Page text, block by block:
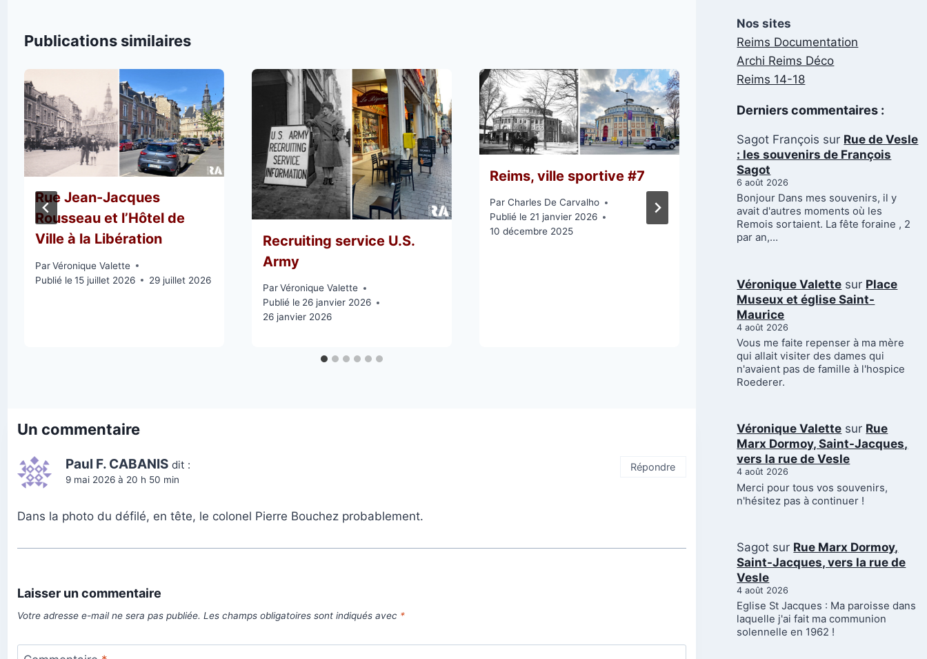
Publications similaires
Rue Jean-Jacques
Rousseau et l’Hôtel de
Ville à la Libération
Par Véronique Valette
Publié le 15 juillet 2026 29 juillet 2026
Recruiting service U.S.
Army
Par Véronique Valette
Publié le 26 janvier 2026
26 janvier 2026
Reims, ville sportive #7
Par Charles De Carvalho
Publié le 21 janvier 2026
10 décembre 2025
Rue du Docteur Pozzi
Véronique Valette
Publié le4 décembre 2025
5 décembre 2025
Un commentaire
Paul F. CABANIS dit :
9 mai 2026 à 20 h 50 min
Dans la photo du défilé, en tête, le colonel Pierre Bouchez probablement.
Répondre
Laisser un commentaire
Votre adresse e-mail ne sera pas publiée. Les champs obligatoires sont indiqués avec *
Nos sites
Reims Documentation
Archi Reims Déco
Reims 14-18
Derniers commentaires :
Sagot François sur Rue de Vesle
: les souvenirs de François
Sagot
6 août 2026
Bonjour Dans mes souvenirs, il y
avait d'autres moments où les
Remois sortaient. La fête foraine , 2
par an,…
Véronique Valette sur Place
Museux et église Saint-
Maurice
4 août 2026
Vous me faite repenser à ma mère
qui allait visiter des dames qui
n'avaient pas de famille à l'hospice
Roederer.
Véronique Valette sur Rue
Marx Dormoy, Saint-Jacques,
vers la rue de Vesle
4 août 2026
Merci pour tous vos souvenirs,
n'hésitez pas à continuer !
Sagot sur Rue Marx Dormoy,
Saint-Jacques, vers la rue de
Vesle
4 août 2026
Eglise St Jacques : Ma paroisse dans
laquelle j'ai fait ma communion
solennelle en 1962 !